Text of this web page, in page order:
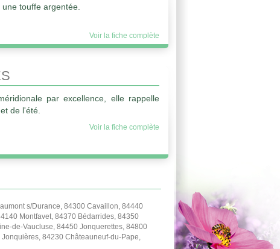
touffe argentée.
Voir la fiche complète
par excellence, elle rappelle
de l'été.
Voir la fiche complète
s/Durance, 84300 Cavaillon, 84440
Montfavet, 84370 Bédarrides, 84350
de-Vaucluse, 84450 Jonquerettes, 84800
84230 Châteauneuf-du-Pape,